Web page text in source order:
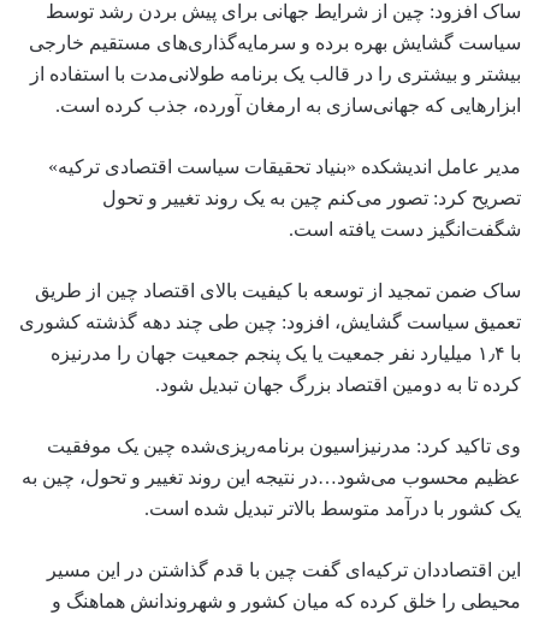
ساک افزود: چین از شرایط جهانی برای پیش بردن رشد توسط
سیاست گشایش بهره برده و سرمایه‌گذاری‌های مستقیم خارجی
بیشتر و بیشتری را در قالب یک برنامه طولانی‌مدت با استفاده از
ابزارهایی که جهانی‌سازی به ارمغان آورده، جذب کرده است.
مدیر عامل اندیشکده «بنیاد تحقیقات سیاست اقتصادی ترکیه»
تصریح کرد: تصور می‌کنم چین به یک روند تغییر و تحول
شگفت‌انگیز دست یافته است.
ساک ضمن تمجید از توسعه با کیفیت بالای اقتصاد چین از طریق
تعمیق سیاست گشایش، افزود: چین طی چند دهه گذشته کشوری
با ۱٫۴ میلیارد نفر جمعیت یا یک پنجم جمعیت جهان را مدرنیزه
کرده تا به دومین اقتصاد بزرگ جهان تبدیل شود.
وی تاکید کرد: مدرنیزاسیون برنامه‌ریزی‌شده چین یک موفقیت
عظیم محسوب می‌شود…در نتیجه این روند تغییر و تحول، چین به
یک کشور با درآمد متوسط بالاتر تبدیل شده است.
این اقتصاددان ترکیه‌ای گفت چین با قدم گذاشتن در این مسیر
محیطی را خلق کرده که میان کشور و شهروندانش هماهنگ و